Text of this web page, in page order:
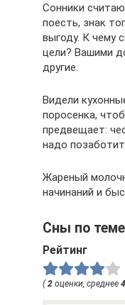
Сонники
поесть, знак
выгоду. К чему
цели? Вашими
другие.
Видели
поросенка,
предвещает:
надо
Жареный
начинаний и
Сны по теме
Рейтинг
(2 оценки, среднее 4